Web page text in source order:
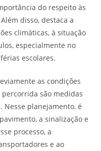
do respeito às
disso, destaca a
climáticas, à situação
especialmente no
escolares.
as condições
são medidas
planejamento, é
a sinalização e
processo, a
e ao